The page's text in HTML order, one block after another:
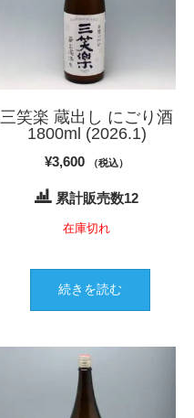
三笑楽 蔵出し にごり酒
1800ml (2026.1)
¥3,600 （税込）
累計販売数12
在庫切れ
続きを読む